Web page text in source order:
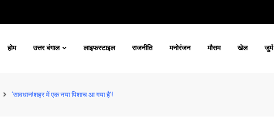
होम उत्तर बंगाल लाइफस्टाइल राजनीति मनोरंजन मौसम खेल जुर्म
‘सावधान!शहर में एक नया पिशाच आ गया है’!